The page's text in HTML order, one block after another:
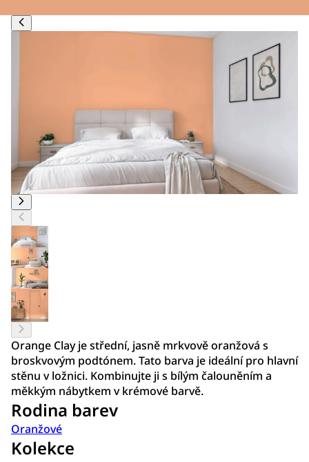
Orange Clay je střední, jasně mrkvově oranžová s
broskvovým podtónem. Tato barva je ideální pro hlavní
stěnu v ložnici. Kombinujte ji s bílým čalouněním a
měkkým nábytkem v krémové barvě.
Rodina barev
Oranžové
Kolekce